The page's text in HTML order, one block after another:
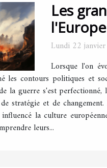
Les
Lundi 22
Lorsque l'on
les contours politiques et
la guerre s'est
stratégie et de
la culture
leurs...